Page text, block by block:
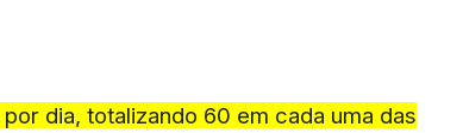
dia, totalizando 60 em cada uma das